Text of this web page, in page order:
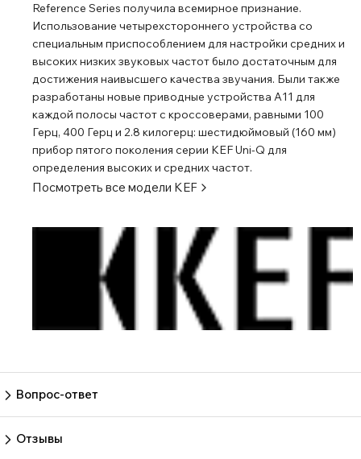
Reference Series получила всемирное признание.
Использование четырехстороннего устройства со
специальным приспособлением для настройки средних и
высоких низких звуковых частот было достаточным для
достижения наивысшего качества звучания. Были также
разработаны новые приводные устройства А11 для
каждой полосы частот с кроссоверами, равными 100
Герц, 400 Герц и 2.8 килогерц: шестидюймовый (160 мм)
прибор пятого поколения серии KEF Uni-Q для
определения высоких и средних частот.
Посмотреть все модели KEF
Вопрос-ответ
Отзывы